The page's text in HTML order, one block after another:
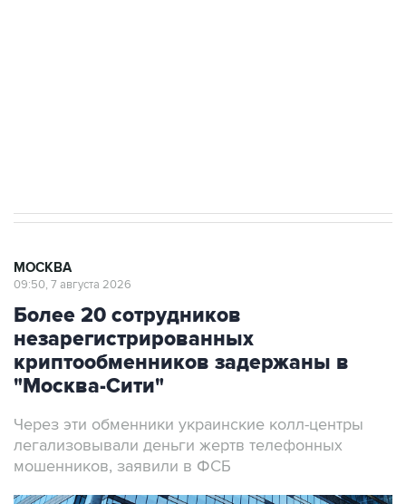
МОСКВА
09:50, 7 августа 2026
Более 20 сотрудников
незарегистрированных
криптообменников задержаны в
"Москва-Сити"
Через эти обменники украинские колл-центры
легализовывали деньги жертв телефонных
мошенников, заявили в ФСБ